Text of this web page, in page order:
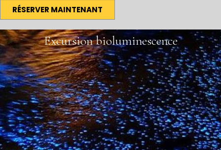
RÉSERVER MAINTENANT
Excursion bioluminescence